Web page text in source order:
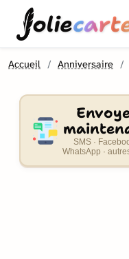
olie
Accueil Anniversaire
SMS ·
WhatsApp ·